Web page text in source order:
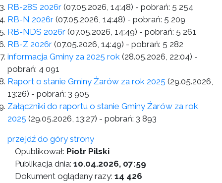
RB-28S 2026r (07.05.2026, 14:48) - pobrań: 5 254
RB-N 2026r (07.05.2026, 14:48) - pobrań: 5 209
RB-NDS 2026r (07.05.2026, 14:49) - pobrań: 5 261
RB-Z 2026r (07.05.2026, 14:49) - pobrań: 5 282
informacja Gminy za 2025 rok (28.05.2026, 22:04) -
pobrań: 4 091
Raport o stanie Gminy Żarów za rok 2025 (29.05.2026,
13:26) - pobrań: 3 905
Załączniki do raportu o stanie Gminy Źarów za rok
2025 (29.05.2026, 13:27) - pobrań: 3 893
przejdź do góry strony
Opublikował: Piotr Pilski
Publikacja dnia: 10.04.2026, 07:59
Dokument oglądany razy: 14 426